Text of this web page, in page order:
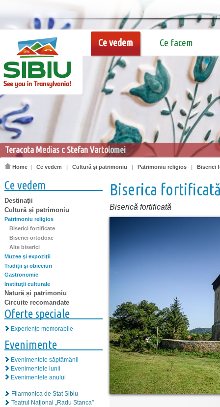
Ce vedem Ce facem
Teracota Medias c Stefan Vartolomei
Home | Ce vedem | Cultură și patrimoniu | Patrimoniu religios | Biserici
Ce vedem
Destinații
Cultură și patrimoniu
Patrimoniu religios
Biserici fortificate
Biserici ortodoxe
Alte biserici
Muzee şi expoziţii
Tradiţii şi obiceiuri
Gastronomie
Instituţii culturale
Natură și patrimoniu
Circuite recomandate
Oferte speciale
Experiențe memorabile
Evenimente
Evenimentele săptămânii
Evenimentele lunii
Evenimentele anului
Filarmonica de Stat Sibiu
Teatrul Naţional „Radu Stanca”
Biserica
Biserică fortificată